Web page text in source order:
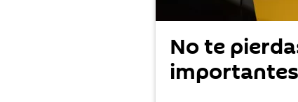
No te
importantes